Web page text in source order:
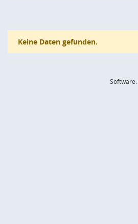
Keine Daten gefunden.
Software: